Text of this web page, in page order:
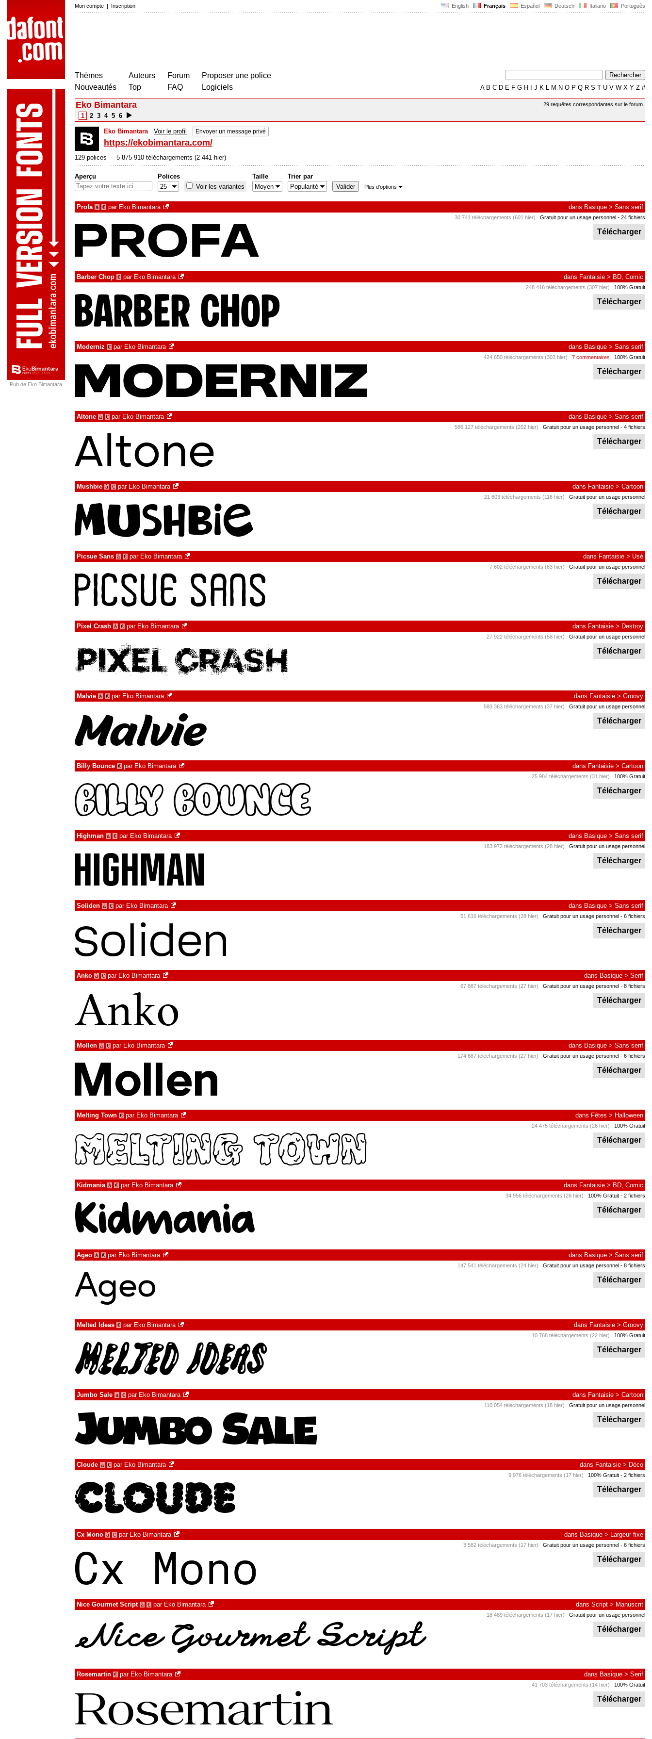
English Français Español Deutsch Italiano Português
Mon compte | Inscription
Thèmes
Nouveautés
Auteurs
Top
Forum
FAQ
Proposer une police
Logiciels
AB C D E F G H J K L M N O P Q R S T U V W X Y Z #
Pub de Eko Bimantara
29 requêtes correspondantes sur le forum
Eko Bimantara
1 2 3 4 5 6
Eko Bimantara Voir le profil Envoyer un message privé
https://ekobimantara.com/
129 polices - 5 875 910 téléchargements (2 441 hier)
Aperçu
Polices
Voir les variantes
Taille Trier par
Plus d'options
Profa à € par Eko Bimantara dans Basique > Sans serif
30 741 téléchargements (601 hier) Gratuit pour un usage personnel - 24 fichiers
Télécharger
Barber Chop € par Eko Bimantara dans Fantaisie > BD, Comic
248 418 téléchargements (307 hier) 100% Gratuit
Télécharger
Moderniz € par Eko Bimantara dans Basique > Sans serif
424 650 téléchargements (303 hier) 7 commentaires 100% Gratuit
Télécharger
Altone à € par Eko Bimantara dans Basique > Sans serif
586 127 téléchargements (202 hier) Gratuit pour un usage personnel - 4 fichiers
Télécharger
Mushbie à € par Eko Bimantara dans Fantaisie > Cartoon
21 603 téléchargements (116 hier) Gratuit pour un usage personnel
Télécharger
Picsue Sans à € par Eko Bimantara dans Fantaisie > Usé
7 602 téléchargements (83 hier) Gratuit pour un usage personnel
Télécharger
Pixel Crash à € par Eko Bimantara dans Fantaisie > Destroy
27 922 téléchargements (58 hier) Gratuit pour un usage personnel
Télécharger
Malvie à € par Eko Bimantara dans Fantaisie > Groovy
583 363 téléchargements (37 hier) Gratuit pour un usage personnel
Télécharger
Billy Bounce € par Eko Bimantara dans Fantaisie > Cartoon
25 984 téléchargements (31 hier) 100% Gratuit
Télécharger
Highman à € par Eko Bimantara dans Basique > Sans serif
183 972 téléchargements (28 hier) Gratuit pour un usage personnel
Télécharger
Soliden à € par Eko Bimantara dans Basique > Sans serif
51 616 téléchargements (28 hier) Gratuit pour un usage personnel - 6 fichiers
Télécharger
Anko à € par Eko Bimantara dans Basique > Serif
67 887 téléchargements (27 hier) Gratuit pour un usage personnel - 8 fichiers
Télécharger
Mollen à € par Eko Bimantara dans Basique > Sans serif
174 687 téléchargements (27 hier) Gratuit pour un usage personnel - 6 fichiers
Télécharger
Melting Town € par Eko Bimantara dans Fêtes > Halloween
24 475 téléchargements (26 hier) 100% Gratuit
Télécharger
Kidmania à € par Eko Bimantara dans Fantaisie > BD, Comic
34 956 téléchargements (26 hier) 100% Gratuit - 2 fichiers
Télécharger
Ageo à € par Eko Bimantara dans Basique > Sans serif
147 541 téléchargements (24 hier) Gratuit pour un usage personnel - 8 fichiers
Télécharger
Melted Ideas € par Eko Bimantara dans Fantaisie > Groovy
10 768 téléchargements (22 hier) 100% Gratuit
Télécharger
Jumbo Sale à € par Eko Bimantara dans Fantaisie > Cartoon
110 054 téléchargements (18 hier) Gratuit pour un usage personnel
Télécharger
Cloude à € par Eko Bimantara dans Fantaisie > Déco
9 976 téléchargements (17 hier) 100% Gratuit - 2 fichiers
Télécharger
Cx Mono à € par Eko Bimantara dans Basique > Largeur fixe
3 582 téléchargements (17 hier) Gratuit pour un usage personnel - 6 fichiers
Télécharger
Nice Gourmet Script à € par Eko Bimantara dans Script > Manuscrit
18 489 téléchargements (17 hier) Gratuit pour un usage personnel
Télécharger
Rosemartin € par Eko Bimantara dans Basique > Serif
41 703 téléchargements (14 hier) 100% Gratuit
Télécharger